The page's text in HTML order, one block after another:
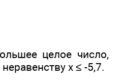
целое число,
х ≤ -5,7.